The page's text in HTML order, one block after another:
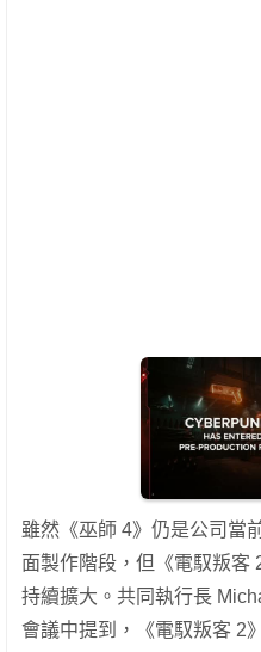
雖然《巫師 4》仍是公司當
面製作階段，但《電馭叛客
持續擴大。共同執行長
會議中提到，《電馭叛客 2